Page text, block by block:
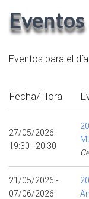
Eventos para el día
Fecha/Hora
27/05/2026
19:30 - 20:30
21/05/2026 -
07/06/2026